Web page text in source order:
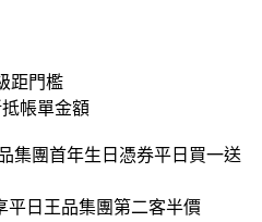
距門檻
帳單金額
集團首年生日憑券平日買一送
平日王品集團第二客半價